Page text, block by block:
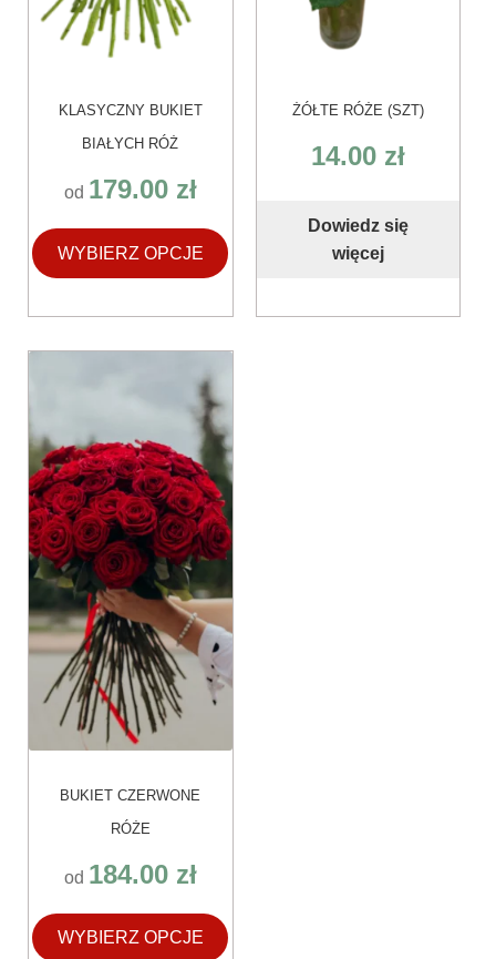
KLASYCZNY BUKIET
BIAŁYCH RÓŻ
od 179.00 zł
WYBIERZ OPCJE
ŻÓŁTE RÓŻE (SZT)
14.00 zł
Dowiedz się
więcej
BUKIET CZERWONE
RÓŻE
od 184.00 zł
WYBIERZ OPCJE
wiele
wariantów.
Opcje
można
wybrać
na
stronie
produktu